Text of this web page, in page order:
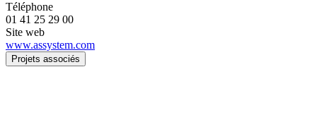
Téléphone
01 41 25 29 00
Site web
www.assystem.com
Projets associés